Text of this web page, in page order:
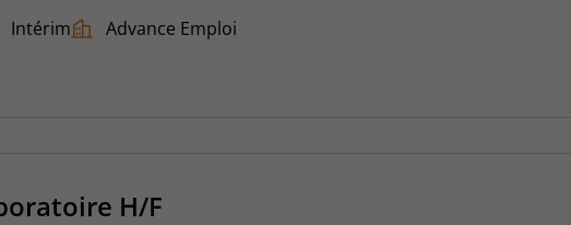
Intérim
Advance Emploi
H/F